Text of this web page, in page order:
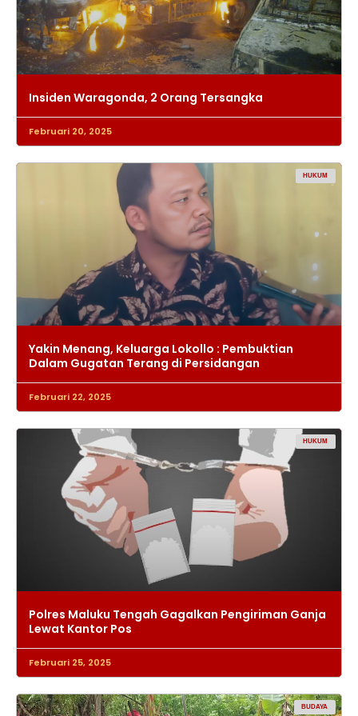
Insiden Waragonda, 2 Orang Tersangka
Februari 20, 2025
HUKUM
Yakin Menang, Keluarga Lokollo : Pembuktian
Dalam Gugatan Terang di Persidangan
Februari 22, 2025
HUKUM
Polres Maluku Tengah Gagalkan Pengiriman Ganja
Lewat Kantor Pos
Februari 25, 2025
BUDAYA